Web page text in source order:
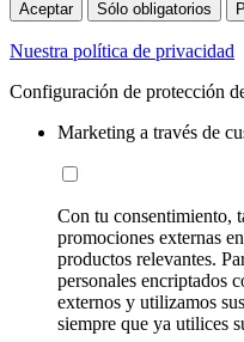
Aceptar Sólo obligatorios
Nuestra política de privacidad
Configuración de protección
Marketing a través de
Con tu consentimiento,
promociones externas
productos relevantes.
personales encriptados
externos y utilizamos
siempre que ya utilices